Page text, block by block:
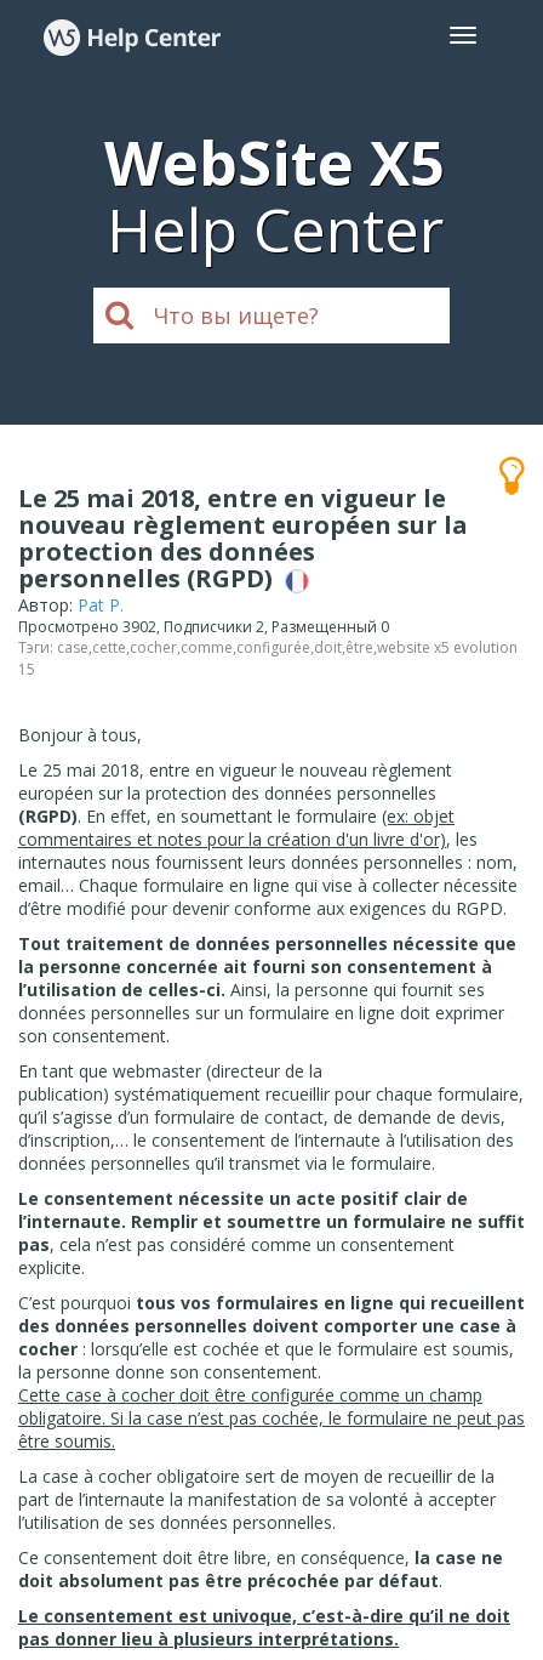
WebSite X5
Help Center
Le 25 mai 2018, entre en vigueur le
nouveau règlement européen sur la
protection des données
personnelles (RGPD)
Автор: Pat P.
Просмотрено 3902, Подписчики 2, Размещенный 0
Тэги: case,cette,cocher,comme,configurée,doit,être,website x5 evolution
15
Bonjour à tous,
Le 25 mai 2018, entre en vigueur le nouveau règlement
européen sur la protection des données personnelles
(RGPD). En effet, en soumettant le formulaire (ex: objet
commentaires et notes pour la création d'un livre d'or), les
internautes nous fournissent leurs données personnelles : nom,
email… Chaque formulaire en ligne qui vise à collecter nécessite
d’être modifié pour devenir conforme aux exigences du RGPD.
Tout traitement de données personnelles nécessite que
la personne concernée ait fourni son consentement à
l’utilisation de celles-ci. Ainsi, la personne qui fournit ses
données personnelles sur un formulaire en ligne doit exprimer
son consentement.
En tant que webmaster (directeur de la
publication) systématiquement recueillir pour chaque formulaire,
qu’il s’agisse d’un formulaire de contact, de demande de devis,
d’inscription,… le consentement de l’internaute à l’utilisation des
données personnelles qu’il transmet via le formulaire.
Le consentement nécessite un acte positif clair de
l’internaute. Remplir et soumettre un formulaire ne suffit
pas, cela n’est pas considéré comme un consentement
explicite.
C’est pourquoi tous vos formulaires en ligne qui recueillent
des données personnelles doivent comporter une case à
cocher : lorsqu’elle est cochée et que le formulaire est soumis,
la personne donne son consentement.
Cette case à cocher doit être configurée comme un champ
obligatoire. Si la case n’est pas cochée, le formulaire ne peut pas
être soumis.
La case à cocher obligatoire sert de moyen de recueillir de la
part de l’internaute la manifestation de sa volonté à accepter
l’utilisation de ses données personnelles.
Ce consentement doit être libre, en conséquence, la case ne
doit absolument pas être précochée par défaut.
Le consentement est univoque, c’est-à-dire qu’il ne doit
pas donner lieu à plusieurs interprétations.